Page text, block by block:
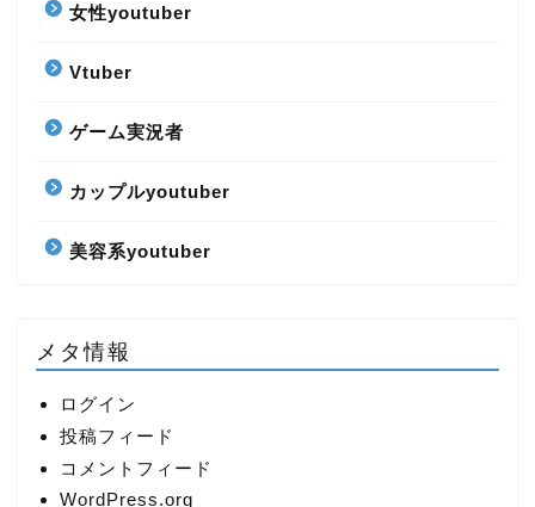
女性youtuber
Vtuber
ゲーム実況者
カップルyoutuber
美容系youtuber
メタ情報
ログイン
投稿フィード
コメントフィード
WordPress.org